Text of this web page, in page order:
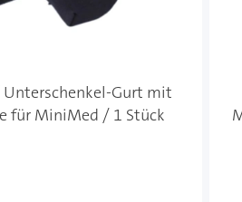
Unterschenkel-Gurt mit
für MiniMed / 1 Stück